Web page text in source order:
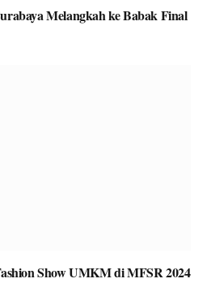
Melangkah ke Babak Final
Show UMKM di MFSR 2024